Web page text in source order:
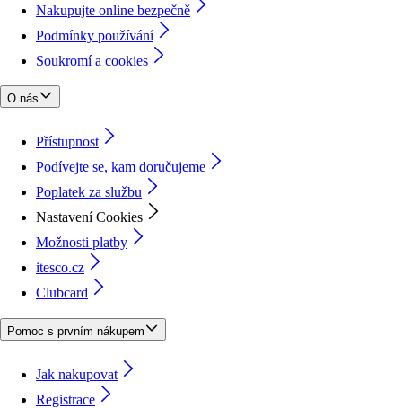
Nakupujte online bezpečně
Podmínky používání
Soukromí a cookies
O nás
Přístupnost
Podívejte se, kam doručujeme
Poplatek za službu
Nastavení Cookies
Možnosti platby
itesco.cz
Clubcard
Pomoc s prvním nákupem
Jak nakupovat
Registrace